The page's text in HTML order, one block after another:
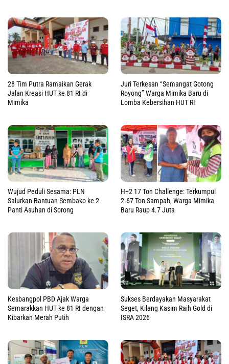
28 Tim Putra Ramaikan Gerak
Jalan Kreasi HUT ke 81 RI di
Mimika
Juri Terkesan “Semangat Gotong
Royong” Warga Mimika Baru di
Lomba Kebersihan HUT RI
Wujud Peduli Sesama: PLN
Salurkan Bantuan Sembako ke 2
Panti Asuhan di Sorong
H+2 17 Ton Challenge: Terkumpul
2.67 Ton Sampah, Warga Mimika
Baru Raup 4.7 Juta
Kesbangpol PBD Ajak Warga
Semarakkan HUT ke 81 RI dengan
Kibarkan Merah Putih
Sukses Berdayakan Masyarakat
Seget, Kilang Kasim Raih Gold di
ISRA 2026